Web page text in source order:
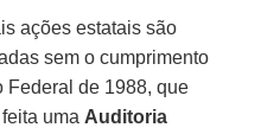
ações estatais são
sem o cumprimento
Federal de 1988, que
uma Auditoria